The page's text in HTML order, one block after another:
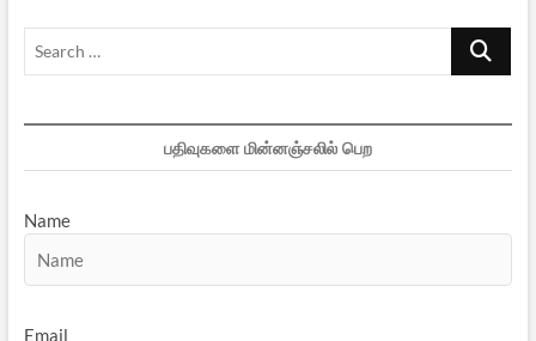
Search
பதிவுகளை மின்னஞ்சலில் பெற
Name
Email